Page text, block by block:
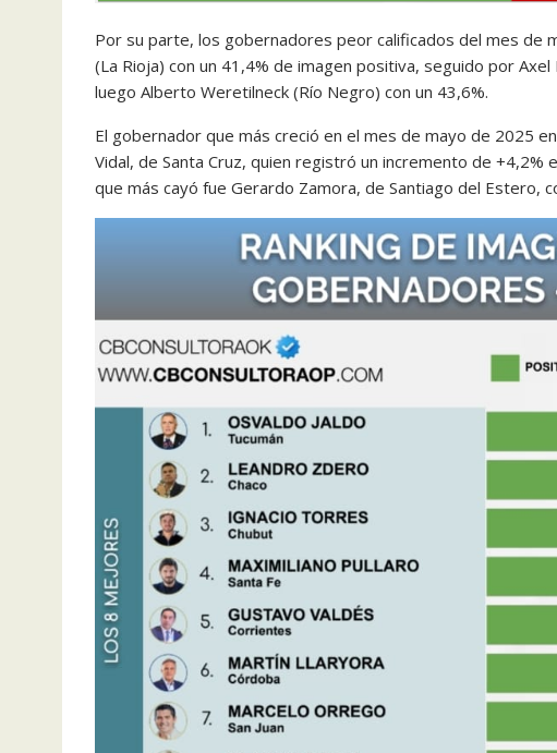
Por su parte, los gobernadores peor calificados del mes de
(La Rioja) con un 41,4% de imagen positiva, seguido por
luego Alberto Weretilneck (Río Negro) con un 43,6%.
El gobernador que más creció en el mes de mayo de 2025
Vidal, de Santa Cruz, quien registró un incremento de
que más cayó fue Gerardo Zamora, de Santiago del Estero,